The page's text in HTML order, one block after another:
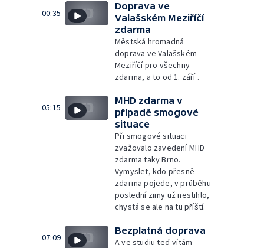
00:35
Doprava ve
Valašském Meziříčí
zdarma
Městská hromadná
doprava ve Valašském
Meziříčí pro všechny
zdarma, a to od 1. září .
05:15
MHD zdarma v
případě smogové
situace
Při smogové situaci
zvažovalo zavedení MHD
zdarma taky Brno.
Vymyslet, kdo přesně
zdarma pojede, v průběhu
poslední zimy už nestihlo,
chystá se ale na tu příští.
07:09
Bezplatná doprava
A ve studiu teď vítám